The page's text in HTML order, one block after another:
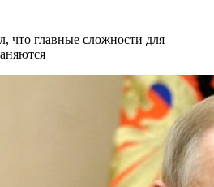
что главные сложности для